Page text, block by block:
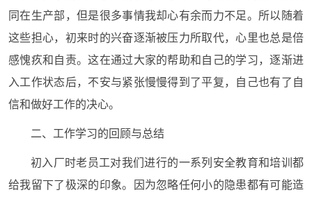
同在生产部，但是很多事情我却心有余而力不足。所以随着
这些担心，初来时的兴奋逐渐被压力所取代，心里也总是倍
感愧疚和自责。这在通过大家的帮助和自己的学习，逐渐进
入工作状态后，不安与紧张慢慢得到了平复，自己也有了自
信和做好工作的决心。
二、工作学习的回顾与总结
初入厂时老员工对我们进行的一系列安全教育和培训都
给我留下了极深的印象。因为忽略任何小的隐患都有可能造